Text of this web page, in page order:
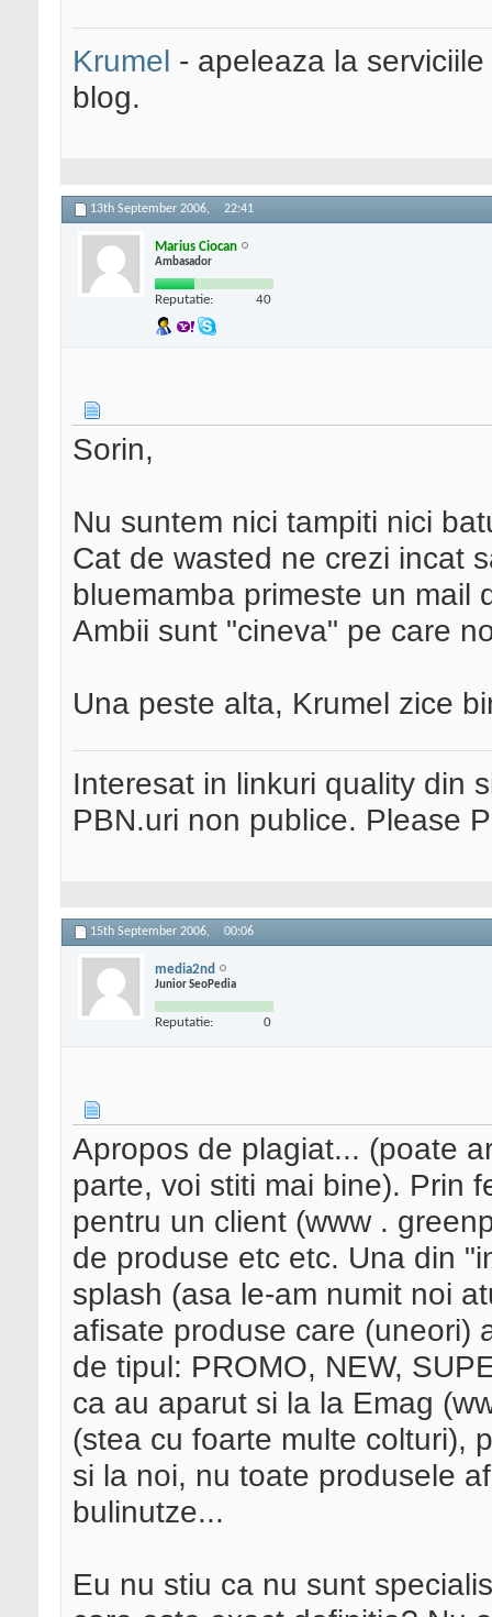
Krumel - apeleaza la
blog.
13th September 2006, 22:41
Marius Ciocan
Ambasador
Reputatie: 40
Sorin,
Nu suntem nici tampiti nici
Cat de wasted ne crezi incat
bluemamba primeste un mail
Ambii sunt "cineva" pe care
Una peste alta, Krumel zice
Interesat in linkuri quality din
PBN.uri non publice. Please
15th September 2006, 00:06
media2nd
Junior SeoPedia
Reputatie: 0
Apropos de plagiat... (poate
parte, voi stiti mai bine). Prin
pentru un client (www .
de produse etc etc. Una din
splash (asa le-am numit noi
afisate produse care (uneori)
de tipul: PROMO, NEW,
ca au aparut si la la Emag
(stea cu foarte multe colturi),
si la noi, nu toate produsele
bulinutze...
Eu nu stiu ca nu sunt